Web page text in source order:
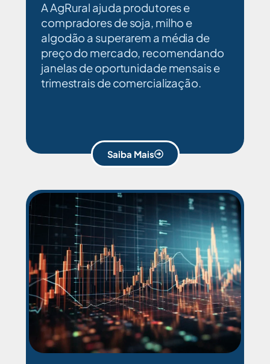
A AgRural ajuda produtores e
compradores de soja, milho e
algodão a superarem a média de
preço do mercado, recomendando
janelas de oportunidade mensais e
trimestrais de comercialização.
Saiba Mais